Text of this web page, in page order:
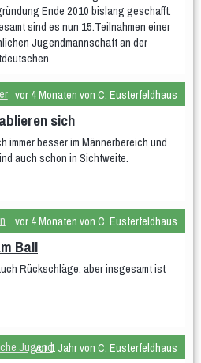
& Kind Dienstag
8 Jahre
8 bis 12 Jahre
8 Jahre
work Fit Mix Fitness-Mix
Ende 2010 bislang geschafft.
sind es nun 15.Teilnahmen einer
Jugendmannschaft an der
vor 4 Monaten von C. Eusterfeldhaus
sich
immer besser im Männerbereich und
auch schon in Sichtweite.
vor 4 Monaten von C. Eusterfeldhaus
Ball
Rückschläge, aber insgesamt ist
Jugend
vor 1 Jahr von C. Eusterfeldhaus